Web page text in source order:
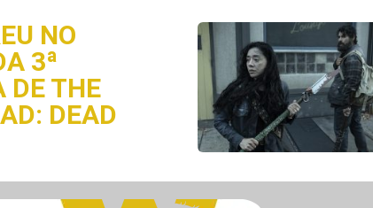
NO
3ª
DE THE
DEAD